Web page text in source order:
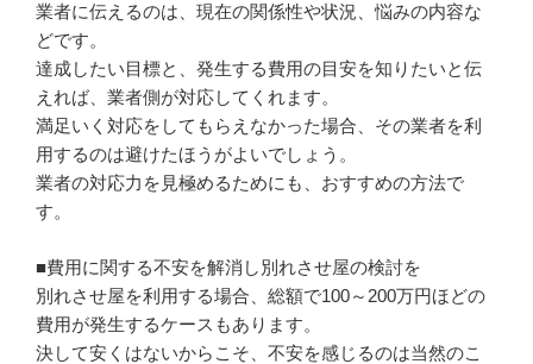
業者に伝えるのは、現在の関係性や状況、悩みの内容な
どです。
達成したい目標と、発生する費用の目安を知りたいと伝
えれば、業者側が対応してくれます。
満足いく対応をしてもらえなかった場合、その業者を利
用するのは避けたほうがよいでしょう。
業者の対応力を見極めるためにも、おすすめの方法で
す。
■費用に関する不安を解消し別れさせ屋の検討を
別れさせ屋を利用する場合、総額で100～200万円ほどの
費用が発生するケースもあります。
決して安くはないからこそ、不安を感じるのは当然のこ